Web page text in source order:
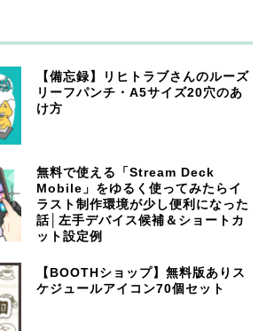
【備忘録】リヒトラブさんのルーズ
リーフパンチ・A5サイズ20穴のあ
け方
無料で使える「Stream Deck
Mobile」をゆるく使ってみたらイ
ラスト制作環境が少し便利になった
話│左手デバイス候補＆ショートカ
ット設定例
【BOOTHショップ】無料版ありス
ケジュールアイコン70個セット